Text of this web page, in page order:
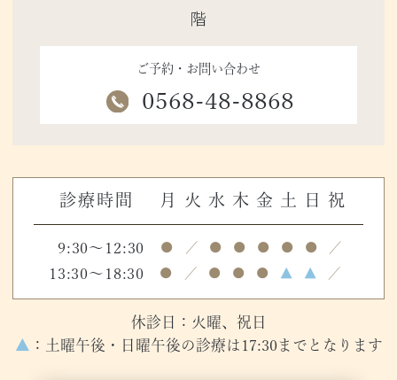
階
ご予約・お問い合わせ
0568-48-8868
診療時間 月 火 水 木 金 土 日 祝
9:30～12:30 ● ／ ● ● ● ● ● ／
13:30～18:30 ● ／ ● ● ● ▲ ▲ ／
休診日：火曜、祝日
▲ ：土曜午後・日曜午後の診療は17:30までとなります